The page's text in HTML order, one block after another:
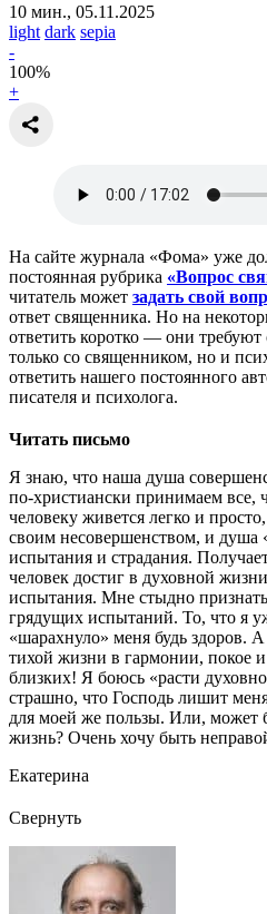
10 мин., 05.11.2025
light dark sepia
-
100%
+
На сайте журнала «Фома» уже
постоянная рубрика «Вопрос
читатель может задать свой
ответ священника. Но на
ответить коротко — они требуют
только со священником, но и
ответить нашего постоянного
писателя и психолога.
Читать письмо
Я знаю, что наша душа
по-христиански принимаем все,
человеку живется легко и
своим несовершенством, и душа
испытания и страдания.
человек достиг в духовной
испытания. Мне стыдно
грядущих испытаний. То, что я
«шарахнуло» меня будь здоров.
тихой жизни в гармонии, покое
близких! Я боюсь «расти
страшно, что Господь лишит
для моей же пользы. Или, может
жизнь? Очень хочу быть
Екатерина
Свернуть